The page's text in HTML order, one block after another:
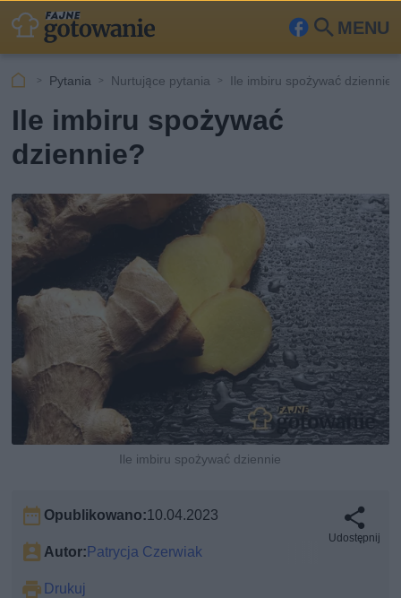
MENU
Fa
ook
Szu
Pytania Nurtujące pytania Ile imbiru spożywać dziennie?
Ile imbiru spożywać
dziennie?
Ile imbiru spożywać dziennie
Opublikowano:10.04.2023
Autor:Patrycja Czerwiak
Drukuj
Udostępnij